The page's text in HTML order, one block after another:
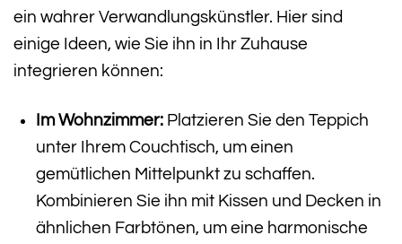
ein wahrer Verwandlungskünstler. Hier sind
einige Ideen, wie Sie ihn in Ihr Zuhause
integrieren können:
Im Wohnzimmer:Platzieren Sie den Teppich
unter Ihrem Couchtisch, um einen
gemütlichen Mittelpunkt zu schaffen.
Kombinieren Sie ihn mit Kissen und Decken in
ähnlichen Farbtönen, um eine harmonische